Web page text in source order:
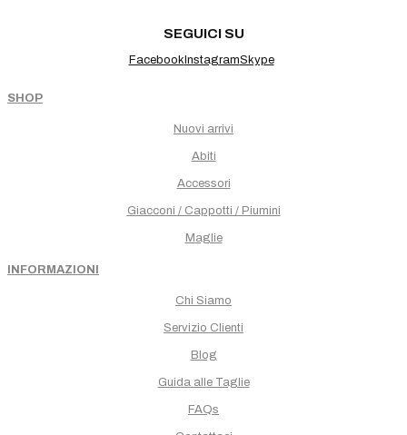
SEGUICI SU
FacebookInstagramSkype
SHOP
Nuovi arrivi
Abiti
Accessori
Giacconi / Cappotti / Piumini
Maglie
INFORMAZIONI
Chi Siamo
Servizio Clienti
Blog
Guida alle Taglie
FAQs